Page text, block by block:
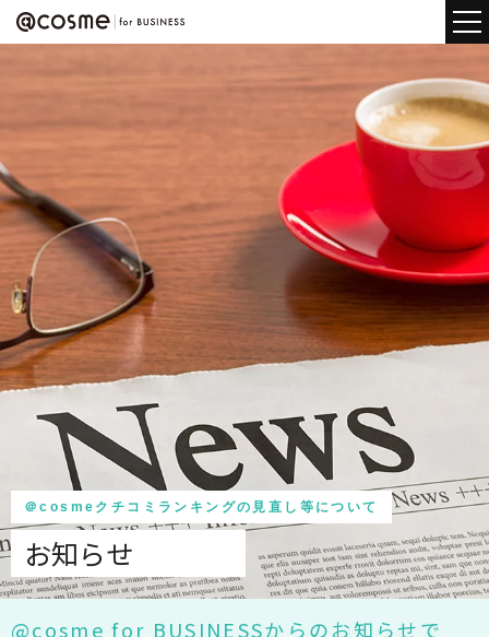
＠cosmeクチコミランキングの見直し等について
お知らせ
@cosme for BUSINESSからのお知らせで